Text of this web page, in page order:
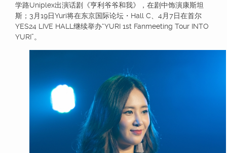
学路Uniplex出演话剧《亨利爷爷和我》，在剧中饰演康斯坦
斯；3月19日Yuri将在东京国际论坛・Hall C、4月7日在首尔
YES24 LIVE HALL继续举办“YURI 1st Fanmeeting Tour INTO
YURI”。